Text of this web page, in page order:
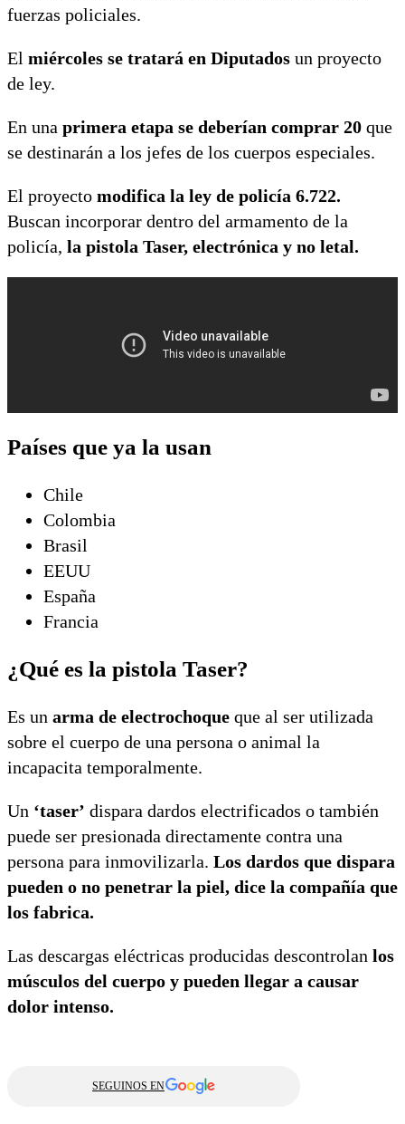
fuerzas policiales.
El miércoles se tratará en Diputados un proyecto
de ley.
En una primera etapa se deberían comprar 20 que
se destinarán a los jefes de los cuerpos especiales.
El proyecto modifica la ley de policía 6.722.
Buscan incorporar dentro del armamento de la
policía, la pistola Taser, electrónica y no letal.
Países que ya la usan
Chile
Colombia
Brasil
EEUU
España
Francia
¿Qué es la pistola Taser?
Es un arma de electrochoque que al ser utilizada
sobre el cuerpo de una persona o animal la
incapacita temporalmente.
Un ‘taser’ dispara dardos electrificados o también
puede ser presionada directamente contra una
persona para inmovilizarla. Los dardos que dispara
pueden o no penetrar la piel, dice la compañía que
los fabrica.
Las descargas eléctricas producidas descontrolan los
músculos del cuerpo y pueden llegar a causar
dolor intenso.
SEGUINOS EN